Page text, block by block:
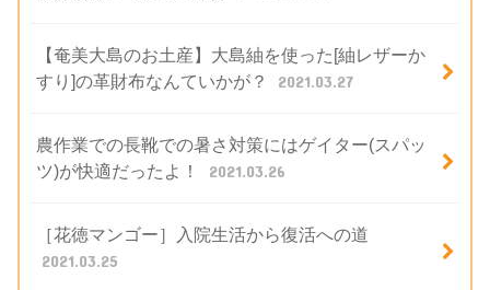
【奄美大島のお土産】大島紬を使った[紬レザーか
すり]の革財布なんていかが？
2021.03.27
農作業での長靴での暑さ対策にはゲイター(スパッ
ツ)が快適だったよ！
2021.03.26
［花徳マンゴー］入院生活から復活への道
2021.03.25